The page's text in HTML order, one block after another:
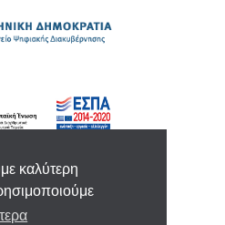
καλύτερη